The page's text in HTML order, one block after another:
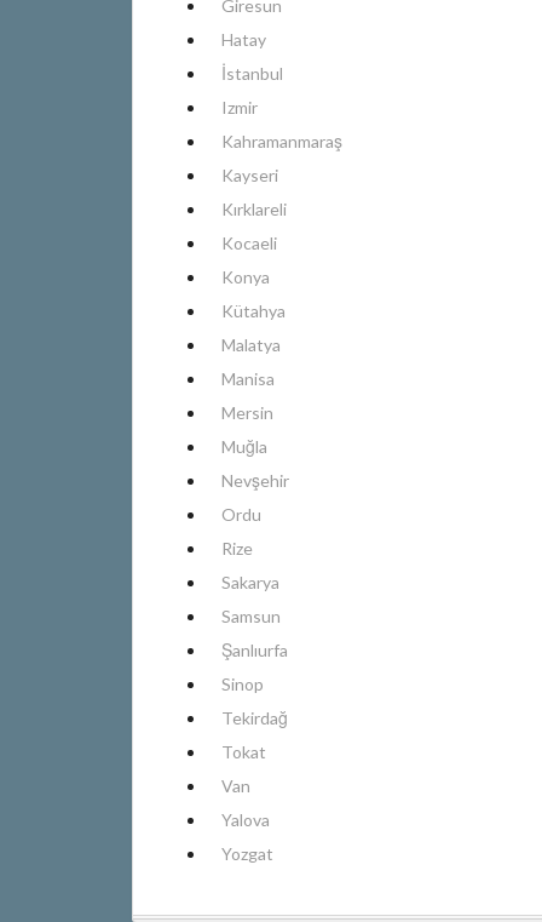
Giresun
Hatay
İstanbul
Izmir
Kahramanmaraş
Kayseri
Kırklareli
Kocaeli
Konya
Kütahya
Malatya
Manisa
Mersin
Muğla
Nevşehir
Ordu
Rize
Sakarya
Samsun
Şanlıurfa
Sinop
Tekirdağ
Tokat
Van
Yalova
Yozgat